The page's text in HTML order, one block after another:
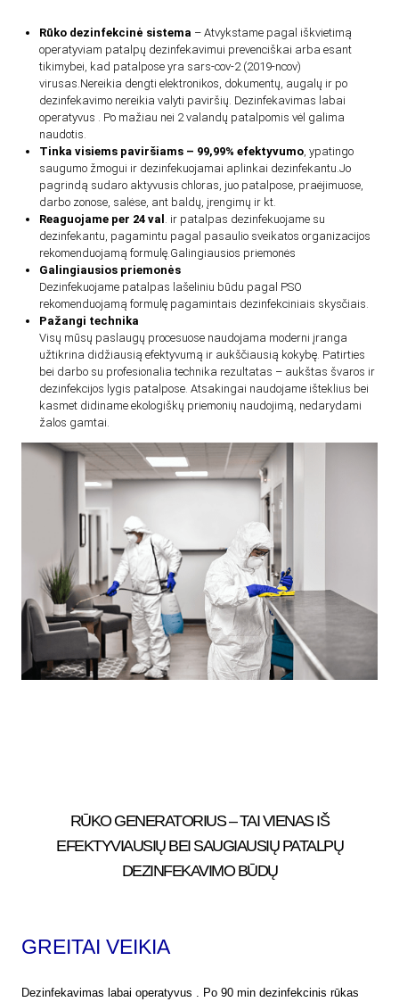
Rūko dezinfekcinė sistema – Atvykstame pagal iškvietimą
operatyviam patalpų dezinfekavimui prevenciškai arba esant
tikimybei, kad patalpose yra sars-cov-2 (2019-ncov)
virusas.Nereikia dengti elektronikos, dokumentų, augalų ir po
dezinfekavimo nereikia valyti paviršių. Dezinfekavimas labai
operatyvus . Po mažiau nei 2 valandų patalpomis vėl galima
naudotis.
Tinka visiems paviršiams – 99,99% efektyvumo , ypatingo
saugumo žmogui ir dezinfekuojamai aplinkai dezinfekantu.Jo
pagrindą sudaro aktyvusis chloras, juo patalpose, praėjimuose,
darbo zonose, salėse, ant baldų, įrengimų ir kt.
Reaguojame per 24 val . ir patalpas dezinfekuojame su
dezinfekantu, pagamintu pagal pasaulio sveikatos organizacijos
rekomenduojamą formulę.Galingiausios priemonės
Galingiausios priemonės
Dezinfekuojame patalpas lašeliniu būdu pagal PSO
rekomenduojamą formulę pagamintais dezinfekciniais skysčiais.
Pažangi technika
Visų mūsų paslaugų procesuose naudojama moderni įranga
užtikrina didžiausią efektyvumą ir aukščiausią kokybę. Patirties
bei darbo su profesionalia technika rezultatas – aukštas švaros ir
dezinfekcijos lygis patalpose. Atsakingai naudojame išteklius bei
kasmet didiname ekologiškų priemonių naudojimą, nedarydami
žalos gamtai.
RŪKO GENERATORIUS – TAI VIENAS IŠ
EFEKTYVIAUSIŲ BEI SAUGIAUSIŲ PATALPŲ
DEZINFEKAVIMO BŪDŲ
GREITAI VEIKIA
Dezinfekavimas labai operatyvus . Po 90 min dezinfekcinis rūkas